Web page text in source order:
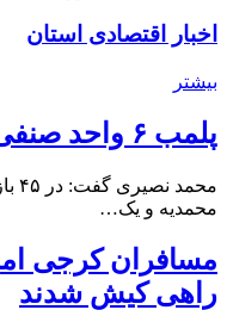
اخبار اقتصادی استان
بیشتر
پلمب ۶ واحد صنفی در شهرستان البرز
محمدیه و یک…
مسافران کرجی
راهی کیش شدند